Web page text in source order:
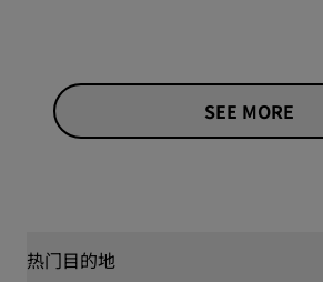
SEE MORE
热门目的地